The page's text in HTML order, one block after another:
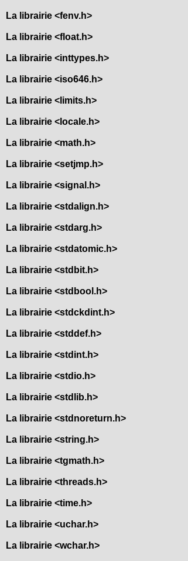
La librairie <fenv.h>
La librairie <float.h>
La librairie <inttypes.h>
La librairie <iso646.h>
La librairie <limits.h>
La librairie <locale.h>
La librairie <math.h>
La librairie <setjmp.h>
La librairie <signal.h>
La librairie <stdalign.h>
La librairie <stdarg.h>
La librairie <stdatomic.h>
La librairie <stdbit.h>
La librairie <stdbool.h>
La librairie <stdckdint.h>
La librairie <stddef.h>
La librairie <stdint.h>
La librairie <stdio.h>
La librairie <stdlib.h>
La librairie <stdnoreturn.h>
La librairie <string.h>
La librairie <tgmath.h>
La librairie <threads.h>
La librairie <time.h>
La librairie <uchar.h>
La librairie <wchar.h>